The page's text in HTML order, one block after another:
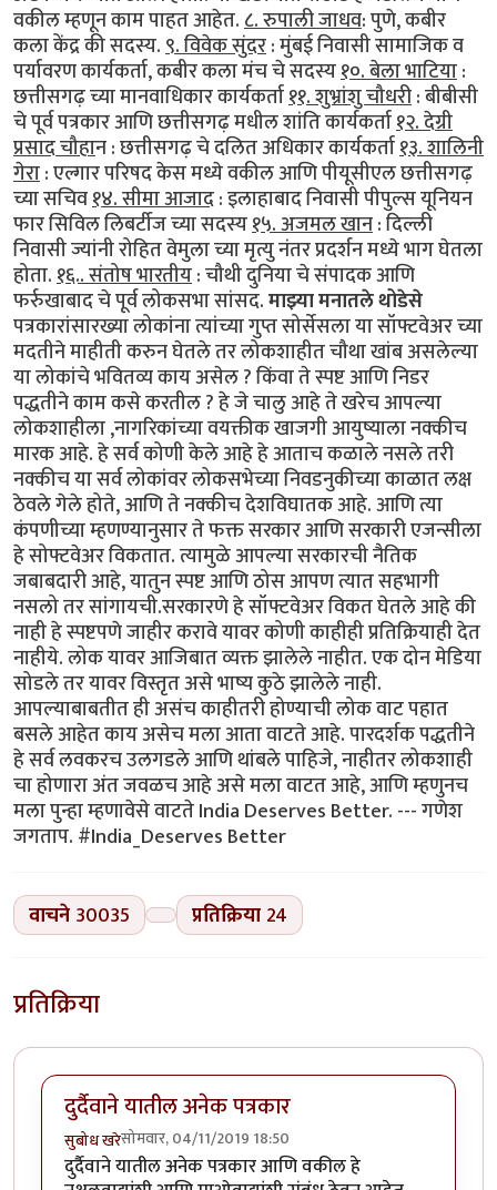
वकील म्हणून काम पाहत आहेत.८. रुपाली जाधव: पुणे, कबीर
कला केंद्र की सदस्य.९. विवेक सुंदर: मुंबई निवासी सामाजिक व
पर्यावरण कार्यकर्ता, कबीर कला मंच चे सदस्य१०. बेला भाटिया:
छत्तीसगढ़ च्या मानवाधिकार कार्यकर्ता११. शुभ्रांशु चौधरी: बीबीसी
चे पूर्व पत्रकार आणि छत्तीसगढ़ मधील शांति कार्यकर्ता१२. देग्री
प्रसाद चौहान : छत्तीसगढ़ चे दलित अधिकार कार्यकर्ता१३. शालिनी
गेरा: एल्गार परिषद केस मध्ये वकील आणि पीयूसीएल छत्तीसगढ़
च्या सचिव१४. सीमा आजाद: इलाहाबाद निवासी पीपुल्स यूनियन
फार सिविल लिबर्टीज च्या सदस्य१५. अजमल खान: दिल्ली
निवासी ज्यांनी रोहित वेमुला च्या मृत्यु नंतर प्रदर्शन मध्ये भाग घेतला
होता.१६.. संतोष भारतीय: चौथी दुनिया चे संपादक आणि
फर्रुखाबाद चे पूर्व लोकसभा सांसद.माझ्या मनातले थोडेसे
पत्रकारांसारख्या लोकांना त्यांच्या गुप्त सोर्सेसला या सॉफ्टवेअर च्या
मदतीने माहीती करुन घेतले तर लोकशाहीत चौथा खांब असलेल्या
या लोकांचे भवितव्य काय असेल ? किंवा ते स्पष्ट आणि निडर
पद्धतीने काम कसे करतील ? हे जे चालु आहे ते खरेच आपल्या
लोकशाहीला ,नागरिकांच्या वयक्तीक खाजगी आयुष्याला नक्कीच
मारक आहे. हे सर्व कोणी केले आहे हे आताच कळाले नसले तरी
नक्कीच या सर्व लोकांवर लोकसभेच्या निवडनुकीच्या काळात लक्ष
ठेवले गेले होते, आणि ते नक्कीच देशविघातक आहे. आणि त्या
कंपणीच्या म्हणण्यानुसार ते फक्त सरकार आणि सरकारी एजन्सीला
हे सोफ्टवेअर विकतात. त्यामुळे आपल्या सरकारची नैतिक
जबाबदारी आहे, यातुन स्पष्ट आणि ठोस आपण त्यात सहभागी
नसलो तर सांगायची.सरकारणे हे सॉफ्टवेअर विकत घेतले आहे की
नाही हे स्पष्टपणे जाहीर करावे यावर कोणी काहीही प्रतिक्रियाही देत
नाहीये. लोक यावर आजिबात व्यक्त झालेले नाहीत. एक दोन मेडिया
सोडले तर यावर विस्तृत असे भाष्य कुठे झालेले नाही.
आपल्याबाबतीत ही असंच काहीतरी होण्याची लोक वाट पहात
बसले आहेत काय असेच मला आता वाटते आहे. पारदर्शक पद्धतीने
हे सर्व लवकरच उलगडले आणि थांबले पाहिजे, नाहीतर लोकशाही
चा होणारा अंत जवळच आहे असे मला वाटत आहे, आणि म्हणुनच
मला पुन्हा म्हणावेसे वाटते India Deserves Better. --- गणेश
जगताप. #India_Deserves Better
वाचने 30035 प्रतिक्रिया 24
प्रतिक्रिया
दुर्दैवाने यातील अनेक पत्रकार
सुबोध खरेसोमवार, 04/11/2019 18:50
दुर्दैवाने यातील अनेक पत्रकार आणि वकील हे